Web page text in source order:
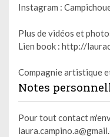
Instagram :
Plus de vidéos et
Lien book : http://
Compagnie artistique
Notes
Pour tout contact